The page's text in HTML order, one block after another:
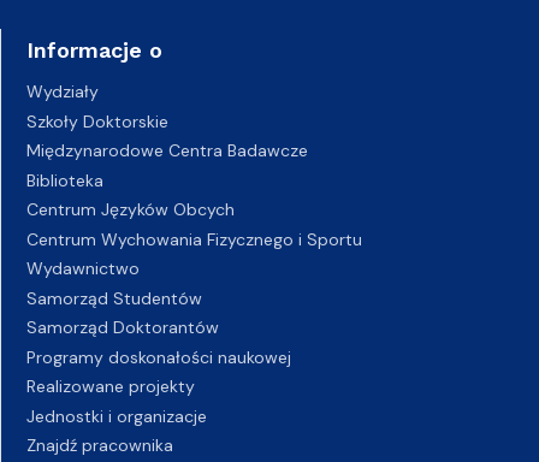
Informacje o
Wydziały
Szkoły Doktorskie
Międzynarodowe Centra Badawcze
Biblioteka
Centrum Języków Obcych
Centrum Wychowania Fizycznego i Sportu
Wydawnictwo
Samorząd Studentów
Samorząd Doktorantów
Programy doskonałości naukowej
Realizowane projekty
Jednostki i organizacje
Znajdź pracownika